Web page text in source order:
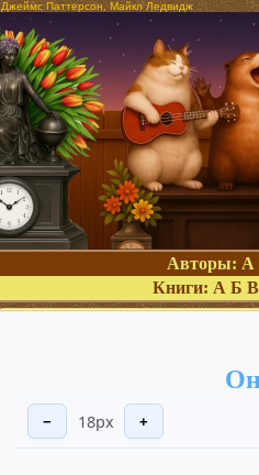
Паттерсон, Майкл Ледвидж
Авторы: А
Книги: А Б В
− 18px +